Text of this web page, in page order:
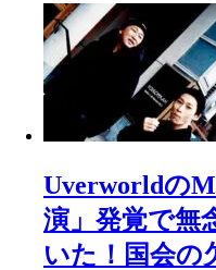
Uverworldの
演」発覚で無
いた！国会の